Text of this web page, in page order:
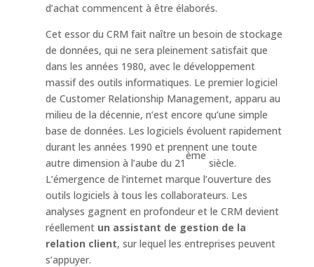
d’achat commencent à être élaborés.
Cet essor du CRM fait naître un besoin de stockage
de données, qui ne sera pleinement satisfait que
dans les années 1980, avec le développement
massif des outils informatiques. Le premier logiciel
de Customer Relationship Management, apparu au
milieu de la décennie, n’est encore qu’une simple
base de données. Les logiciels évoluent rapidement
durant les années 1990 et prennent une toute
autre dimension à l’aube du 21
ème
siècle.
L’émergence de l’internet marque l’ouverture des
outils logiciels à tous les collaborateurs. Les
analyses gagnent en profondeur et le CRM devient
réellement un assistant de gestion de la
relation client, sur lequel les entreprises peuvent
s’appuyer.